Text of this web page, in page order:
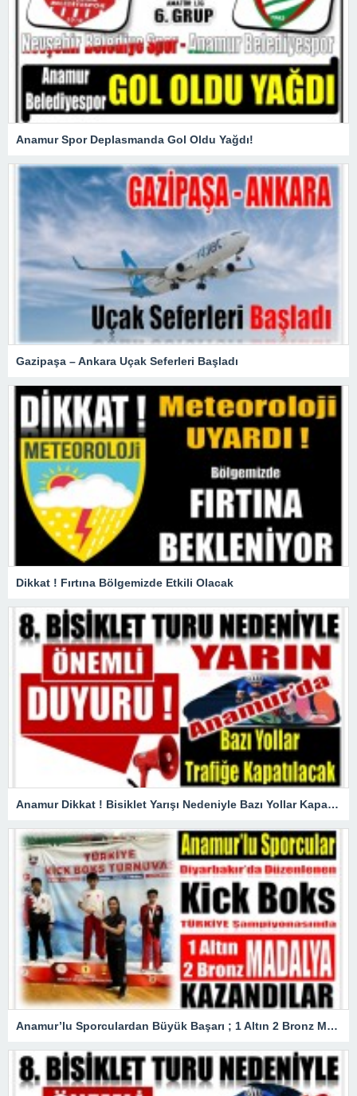
Anamur Spor Deplasmanda Gol Oldu Yağdı!
Gazipaşa – Ankara Uçak Seferleri Başladı
Dikkat ! Fırtına Bölgemizde Etkili Olacak
Anamur Dikkat ! Bisiklet Yarışı Nedeniyle Bazı Yollar Kapanacak
Anamur’lu Sporculardan Büyük Başarı ; 1 Altın 2 Bronz Madalya Kazandılar